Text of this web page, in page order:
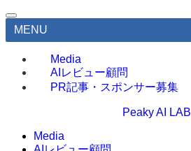
MENU
Media
AIレビュー顧問
PR記事・スポンサー募集
Peaky AI LAB
Media